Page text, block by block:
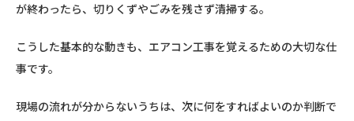
が終わったら、切りくずやごみを残さず清掃する。
こうした基本的な動きも、エアコン工事を覚えるための大切な仕
事です。
現場の流れが分からないうちは、次に何をすればよいのか判断で